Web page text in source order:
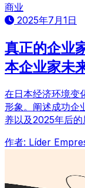
商业
2025年7月1日
真正的企业
本企业家未
在日本经济环境变
形象。阐述成功企
养以及2025年后
作者: Líder